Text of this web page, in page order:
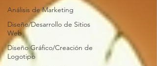
Análisis de Marketing
Diseño/Desarrollo de Sitios
Web
Diseño Gráfico/Creación de
Logotipo